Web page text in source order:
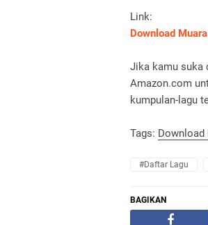
Link:
Download
Jika kamu suka
Amazon.com
kumpulan-lagu
Tags: Download
#Daftar Lagu
BAGIKAN